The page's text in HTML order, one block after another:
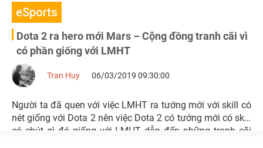
eSports
Dota 2 ra hero mới Mars – Cộng đồng tranh cãi vì
có phần giống với LMHT
Tran Huy 06/03/2019 09:30:00
Người ta đã quen với việc LMHT ra tướng mới với skill có
nét giống với Dota 2 nên việc Dota 2 có tướng mới có skill
có chút gì đó giống với LMHT dẫn đến những tranh cãi